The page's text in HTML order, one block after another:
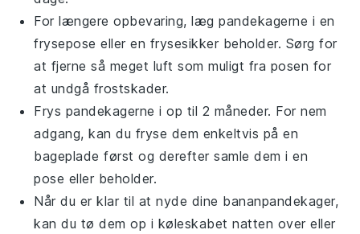
For længere opbevaring, læg pandekagerne i en
frysepose eller en frysesikker beholder. Sørg for
at fjerne så meget luft som muligt fra posen for
at undgå frostskader.
Frys pandekagerne i op til 2 måneder. For nem
adgang, kan du fryse dem enkeltvis på en
bageplade først og derefter samle dem i en
pose eller beholder.
Når du er klar til at nyde dine bananpandekager,
kan du tø dem op i køleskabet natten over eller